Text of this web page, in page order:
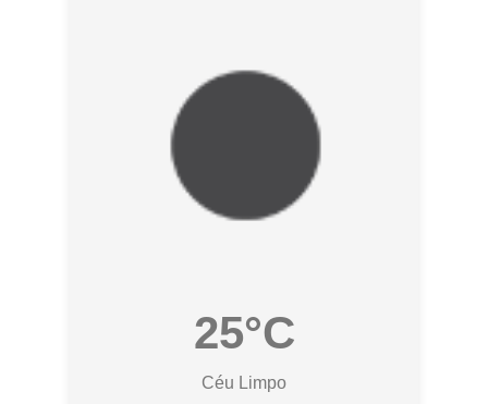
25°C
Céu Limpo